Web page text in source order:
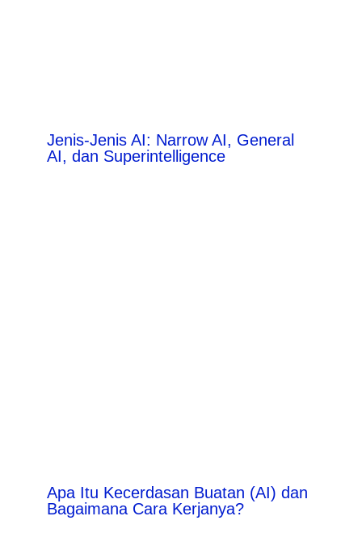
Jenis-Jenis AI: Narrow AI, General
AI, dan Superintelligence
Apa Itu Kecerdasan Buatan (AI) dan
Bagaimana Cara Kerjanya?